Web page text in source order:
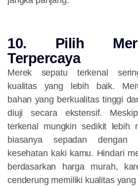
10. Pilih
Terpercaya
Merek sepatu terkenal
kualitas yang lebih baik.
bahan yang berkualitas tinggi
diuji secara ekstensif.
terkenal mungkin sedikit lebih
biasanya sepadan dengan
kesehatan kaki kamu. Hindari
berdasarkan harga murah,
cenderung memiliki kualitas